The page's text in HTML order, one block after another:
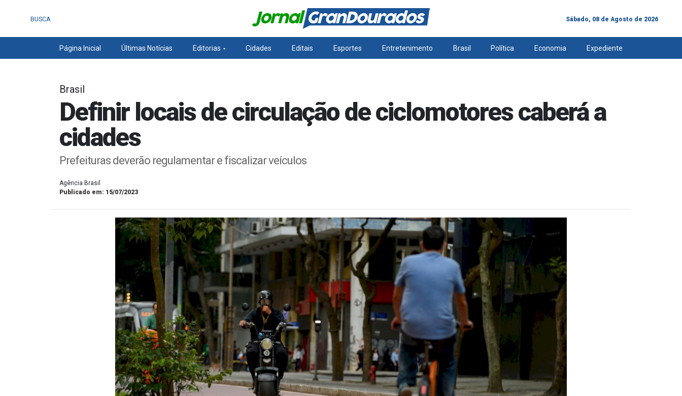
BUSCA Sábado, 08 de Agosto de 2026
Página Inicial Últimas Notícias Editorias Cidades Editais Esportes Entretenimento Brasil Política Economia Expediente
Brasil
Definir locais de circulação de ciclomotores caberá a
cidades
Prefeituras deverão regulamentar e fiscalizar veículos
Agência Brasil
Publicado em: 15/07/2023